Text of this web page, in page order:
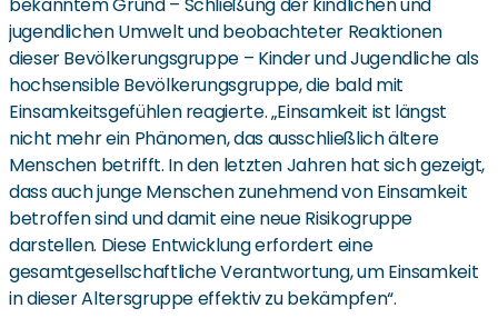
jugendlichen Umwelt und beobachteter Reaktionen
dieser Bevölkerungsgruppe – Kinder und Jugendliche als
hochsensible Bevölkerungsgruppe, die bald mit
Einsamkeitsgefühlen reagierte. „Einsamkeit ist längst
nicht mehr ein Phänomen, das ausschließlich ältere
Menschen betrifft. In den letzten Jahren hat sich gezeigt,
dass auch junge Menschen zunehmend von Einsamkeit
betroffen sind und damit eine neue Risikogruppe
darstellen. Diese Entwicklung erfordert eine
gesamtgesellschaftliche Verantwortung, um Einsamkeit
in dieser Altersgruppe effektiv zu bekämpfen“.